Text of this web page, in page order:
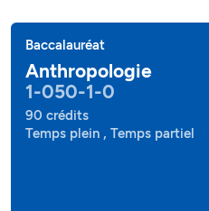
Baccalauréat
Anthropologie
1-050-1-0
90 crédits
Temps plein , Temps partiel